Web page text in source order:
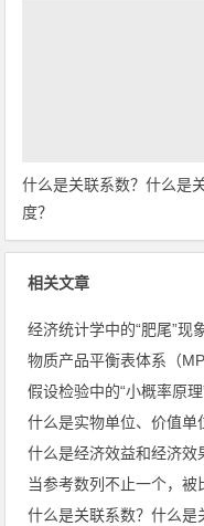
什么是关联系数？什么是
度？
相关文章
经济统计学中的“肥尾”现
物质产品平衡表体系（
假设检验中的“小概率原理
什么是实物单位、价值单
什么是经济效益和经济效
什么是关联系数？什么是